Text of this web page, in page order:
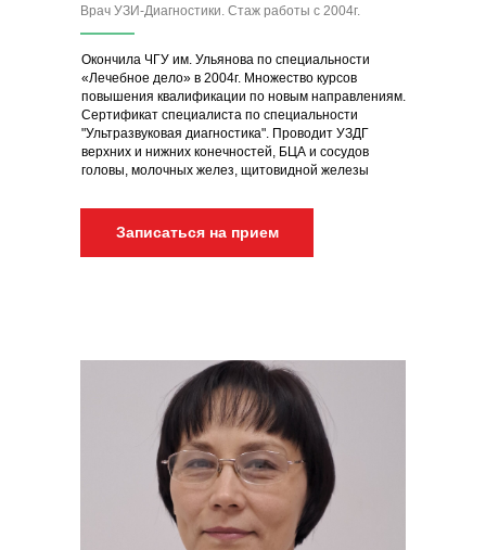
Врач УЗИ-Диагностики. Стаж работы с 2004г.
Окончила ЧГУ им. Ульянова по специальности
«Лечебное дело» в 2004г. Множество курсов
повышения квалификации по новым направлениям.
Сертификат специалиста по специальности
"Ультразвуковая диагностика". Проводит УЗДГ
верхних и нижних конечностей, БЦА и сосудов
головы, молочных желез, щитовидной железы
Записаться на прием